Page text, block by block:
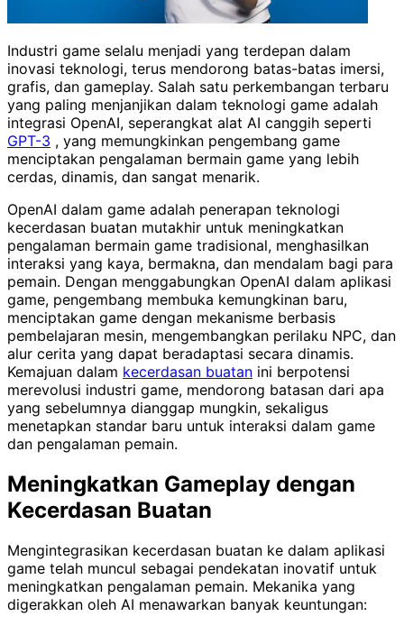
Industri game selalu menjadi yang terdepan dalam
inovasi teknologi, terus mendorong batas-batas imersi,
grafis, dan gameplay. Salah satu perkembangan terbaru
yang paling menjanjikan dalam teknologi game adalah
integrasi OpenAI, seperangkat alat AI canggih seperti
GPT-3 , yang memungkinkan pengembang game
menciptakan pengalaman bermain game yang lebih
cerdas, dinamis, dan sangat menarik.
OpenAI dalam game adalah penerapan teknologi
kecerdasan buatan mutakhir untuk meningkatkan
pengalaman bermain game tradisional, menghasilkan
interaksi yang kaya, bermakna, dan mendalam bagi para
pemain. Dengan menggabungkan OpenAI dalam aplikasi
game, pengembang membuka kemungkinan baru,
menciptakan game dengan mekanisme berbasis
pembelajaran mesin, mengembangkan perilaku NPC, dan
alur cerita yang dapat beradaptasi secara dinamis.
Kemajuan dalam kecerdasan buatan ini berpotensi
merevolusi industri game, mendorong batasan dari apa
yang sebelumnya dianggap mungkin, sekaligus
menetapkan standar baru untuk interaksi dalam game
dan pengalaman pemain.
Meningkatkan Gameplay dengan
Kecerdasan Buatan
Mengintegrasikan kecerdasan buatan ke dalam aplikasi
game telah muncul sebagai pendekatan inovatif untuk
meningkatkan pengalaman pemain. Mekanika yang
digerakkan oleh AI menawarkan banyak keuntungan: